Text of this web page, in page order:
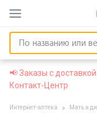
📢 Заказы с
Контакт-Центр
Интернет-аптека Мать и